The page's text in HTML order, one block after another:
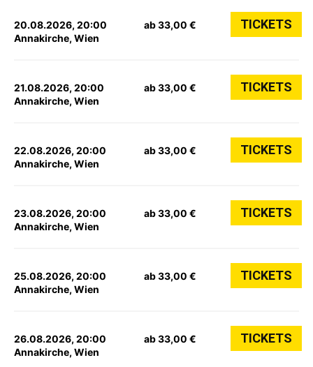
20.08.2026, 20:00
Annakirche, Wien
ab 33,00 € TICKETS
21.08.2026, 20:00
Annakirche, Wien
ab 33,00 € TICKETS
22.08.2026, 20:00
Annakirche, Wien
ab 33,00 € TICKETS
23.08.2026, 20:00
Annakirche, Wien
ab 33,00 € TICKETS
25.08.2026, 20:00
Annakirche, Wien
ab 33,00 € TICKETS
26.08.2026, 20:00
Annakirche, Wien
ab 33,00 € TICKETS